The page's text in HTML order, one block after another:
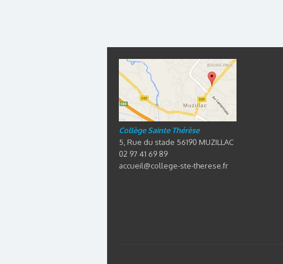
Collège Sainte Thérèse
5, Rue du stade 56190 MUZILLAC
02 97 41 69 89
accueil@college-ste-therese.fr